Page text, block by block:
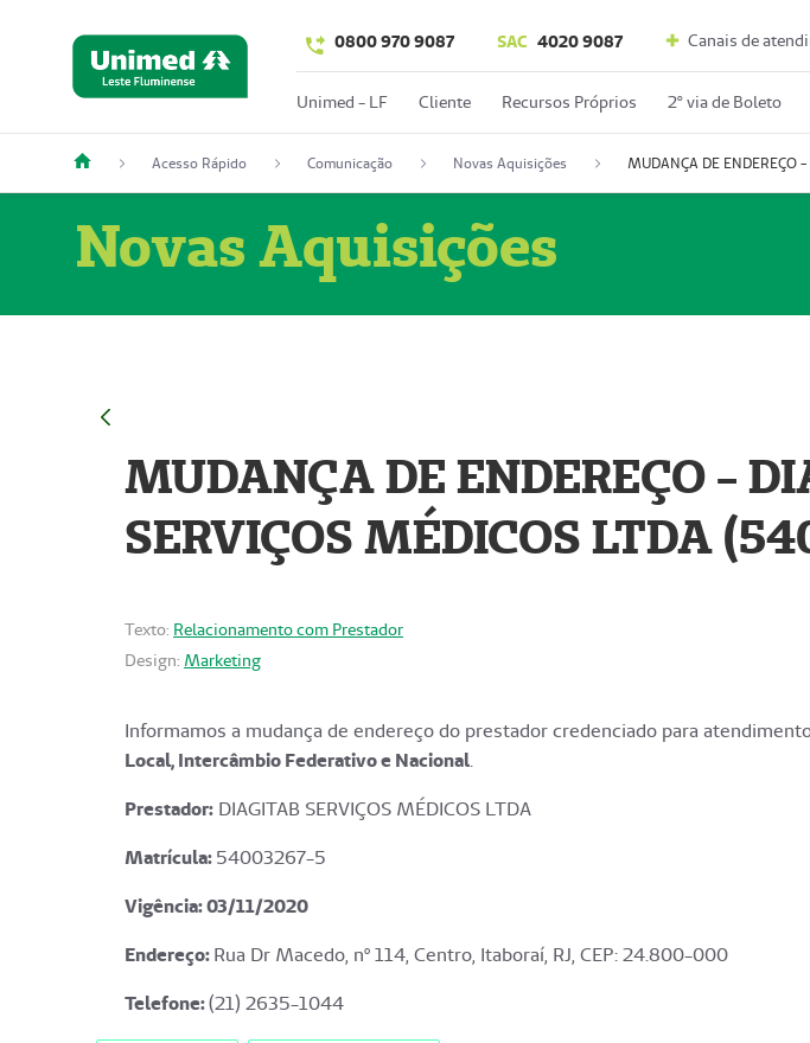
0800 970 9087 SAC 4020 9087 Canais de
Unimed - LF Cliente Recursos Próprios 2º via de Boleto
Acesso Rápido Comunicação Novas Aquisições
Novas Aquisições
MUDANÇA DE ENDEREÇO -
SERVIÇOS MÉDICOS LTDA
Texto: Relacionamento com Prestador
Design: Marketing
Informamos a mudança de endereço do prestador credenciado para
Local, Intercâmbio Federativo e Nacional.
Prestador: DIAGITAB SERVIÇOS MÉDICOS LTDA
Matrícula:54003267-5
Vigência: 03/11/2020
Endereço:Rua Dr Macedo, nº 114, Centro, Itaboraí, RJ, CEP: 24.800-000
Telefone:(21) 2635-1044